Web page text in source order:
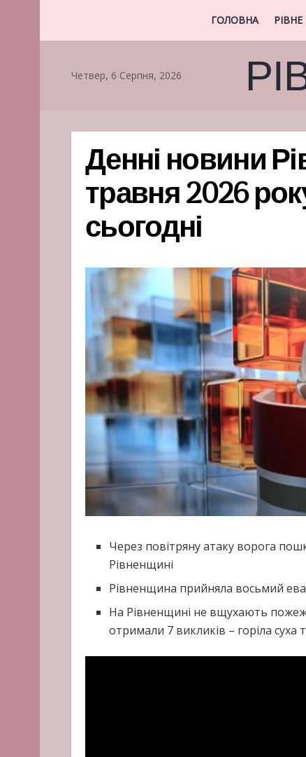
ГОЛОВНА РІВНЕ
Четвер, 6 Серпня, 2026
Денні новини
травня 2026
сьогодні
Через повітряну атаку ворога
Рівненщині
Рівненщина прийняла восьмий
На Рівненщині не вщухають
отримали 7 викликів – горіла суха